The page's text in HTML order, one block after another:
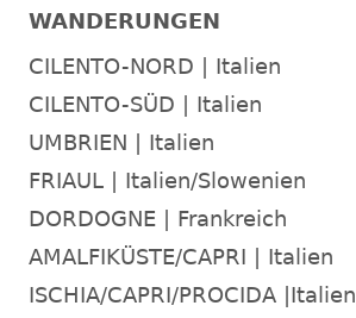
WANDERUNGEN
CILENTO-NORD | Italien
CILENTO-SÜD | Italien
UMBRIEN | Italien
FRIAUL | Italien/Slowenien
DORDOGNE | Frankreich
AMALFIKÜSTE/CAPRI | Italien
ISCHIA/CAPRI/PROCIDA |Italien